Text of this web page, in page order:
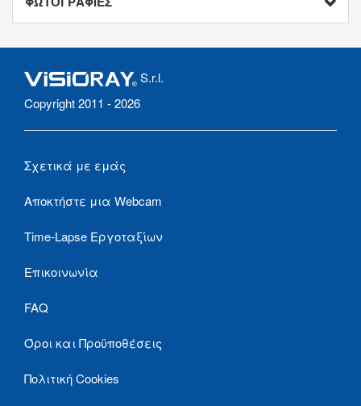
S.r.l.
Copyright 2011 - 2026
Σχετικά με εμάς
Αποκτήστε μια Webcam
Time-Lapse Εργοταξίων
Επικοινωνία
FAQ
Όροι και Προϋποθέσεις
Πολιτική Cookies